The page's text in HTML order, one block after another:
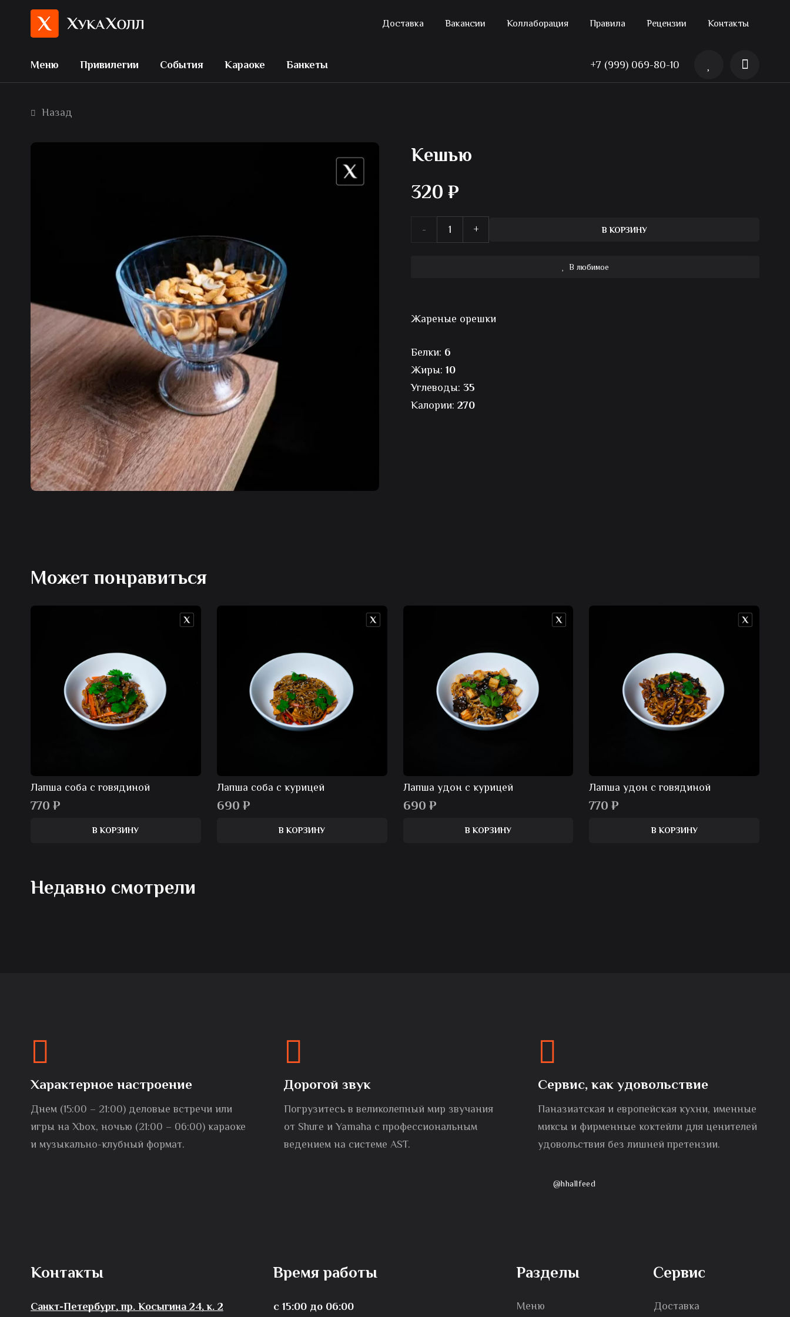
Доставка Вакансии Коллаборация Правила Рецензии Контакты
Меню Привилегии События Караоке Банкеты +7 (999) 069-80-10
Назад
Кешью
320 ₽
Количество В КОРЗИНУ
В любимое
Жареные орешки
Белки: 6
Жиры: 10
Углеводы: 35
Калории: 270
Может понравиться
Лапша соба с говядиной
770 ₽
В КОРЗИНУ
Лапша соба с курицей
690 ₽
В КОРЗИНУ
Лапша удон с курицей
690 ₽
В КОРЗИНУ
Лапша удон с говядиной
770₽
В КОРЗИНУ
Недавно смотрели
Характерное настроение
Днем (15:00 – 21:00) деловые встречи или
игры на Xbox, ночью (21:00 – 06:00) караоке
и музыкально-клубный формат.
Дорогой звук
Погрузитесь в великолепный мир звучания
от Shure и Yamaha с профессиональным
ведением на системе AST.
Сервис, как удовольствие
Паназиатская и европейская кухни, именные
миксы и фирменные коктейли для ценителей
удовольствия без лишней претензии.
@hhallfeed
Контакты
Санкт-Петербург, пр. Косыгина 24, к. 2
Время работы
с 15:00 до 06:00
Разделы
Меню
Сервис
Доставка